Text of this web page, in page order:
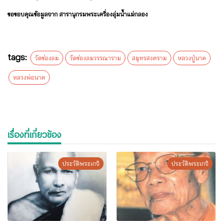
ขอขอบคุณข้อมูลจาก สารานุกรมพระเครื่องลุ่มน้ำแม่กลอง
tags: วัดช่องลม วัดช่องลมวรรณาราม สมุทรสงคราม หลวงปู่นาค
หลวงพ่อนาค
เรื่องที่เกี่ยวข้อง
ประวัติพระเกจิ ประวัติพระเกจิ